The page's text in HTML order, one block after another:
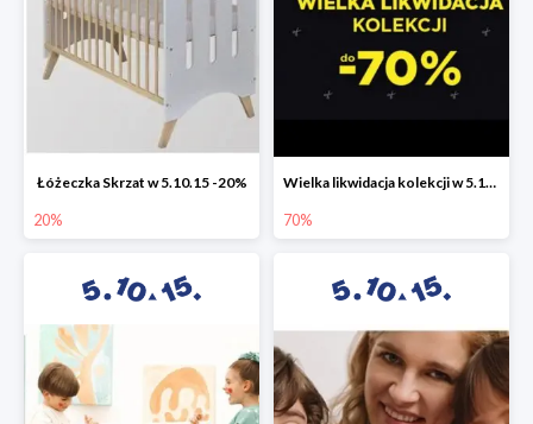
Łóżeczka Skrzat w 5.10.15 -20%
20%
Wielka likwidacja kolekcji w 5.10.15 do -70%
70%